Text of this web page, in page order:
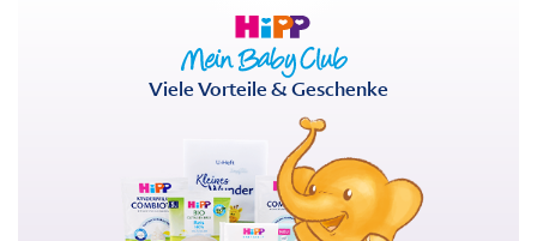
Viele Vorteile & Geschenke